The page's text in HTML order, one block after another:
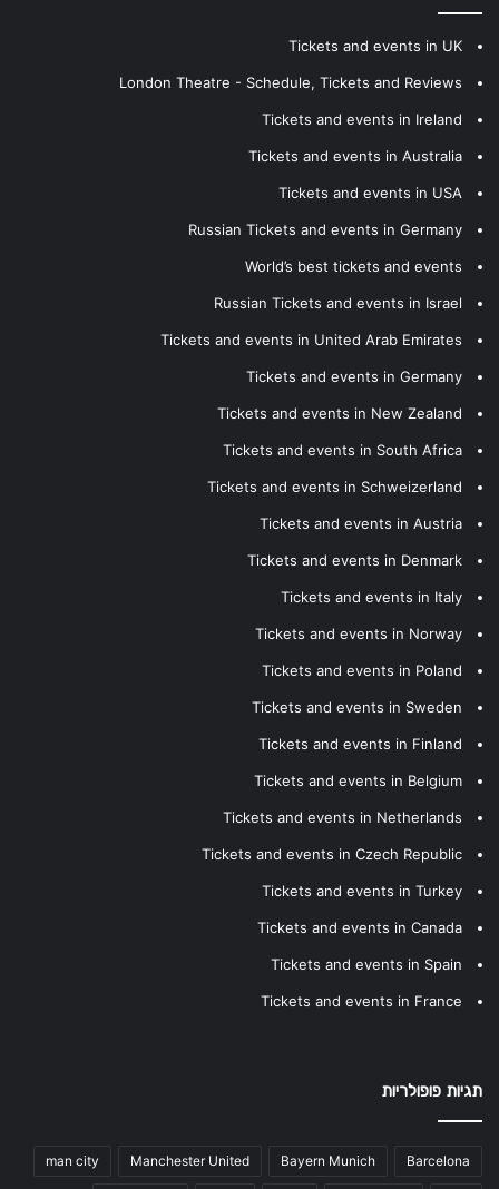
Tickets and events in UK
London Theatre - Schedule, Tickets and Reviews
Tickets and events in Ireland
Tickets and events in Australia
Tickets and events in USA
Russian Tickets and events in Germany
World’s best tickets and events
Russian Tickets and events in Israel
Tickets and events in United Arab Emirates
Tickets and events in Germany
Tickets and events in New Zealand
Tickets and events in South Africa
Tickets and events in Schweizerland
Tickets and events in Austria
Tickets and events in Denmark
Tickets and events in Italy
Tickets and events in Norway
Tickets and events in Poland
Tickets and events in Sweden
Tickets and events in Finland
Tickets and events in Belgium
Tickets and events in Netherlands
Tickets and events in Czech Republic
Tickets and events in Turkey
Tickets and events in Canada
Tickets and events in Spain
Tickets and events in France
תגיות פופולריות
Barcelona
Bayern Munich
Manchester United
man city